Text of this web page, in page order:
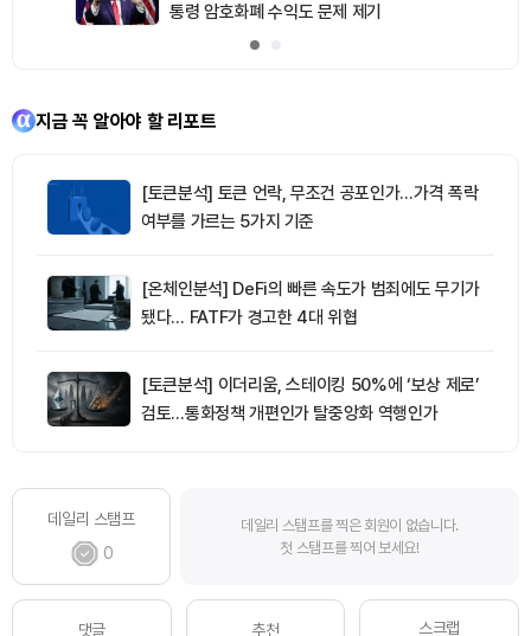
통령 암호화폐 수익도 문제 제기
지금 꼭 알아야 할 리포트
[토큰분석] 토큰 언락, 무조건 공포인가…가격 폭락
여부를 가르는 5가지 기준
[온체인분석] DeFi의 빠른 속도가 범죄에도 무기가
됐다… FATF가 경고한 4대 위협
[토큰분석] 이더리움, 스테이킹 50%에 ‘보상 제로’
검토…통화정책 개편인가 탈중앙화 역행인가
데일리 스탬프
0
데일리 스탬프를 찍은 회원이 없습니다.
첫 스탬프를 찍어 보세요!
댓글
추천
스크랩